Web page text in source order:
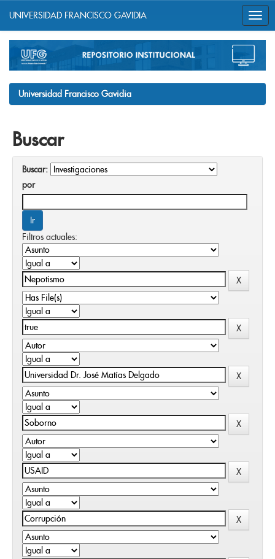
navigation
UNIVERSIDAD FRANCISCO GAVIDIA
Universidad Francisco Gavidia
Buscar
Buscar:
por
Filtros actuales: